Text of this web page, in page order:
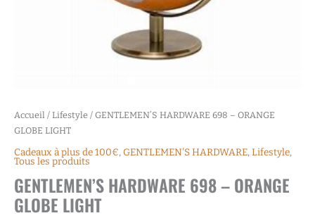
Accueil / Lifestyle / GENTLEMEN’S HARDWARE 698 – ORANGE
GLOBE LIGHT
Cadeaux à plus de 100€,GENTLEMEN'S HARDWARE,Lifestyle,
Tous les produits
GENTLEMEN’S HARDWARE 698 – ORANGE
GLOBE LIGHT